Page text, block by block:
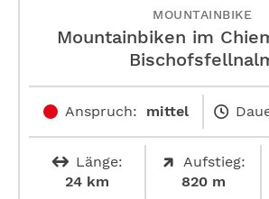
MOUNTAINBIKE
Mountainbiken im
Anspruch: mittel
Länge:
24 km
Aufstieg:
820 m